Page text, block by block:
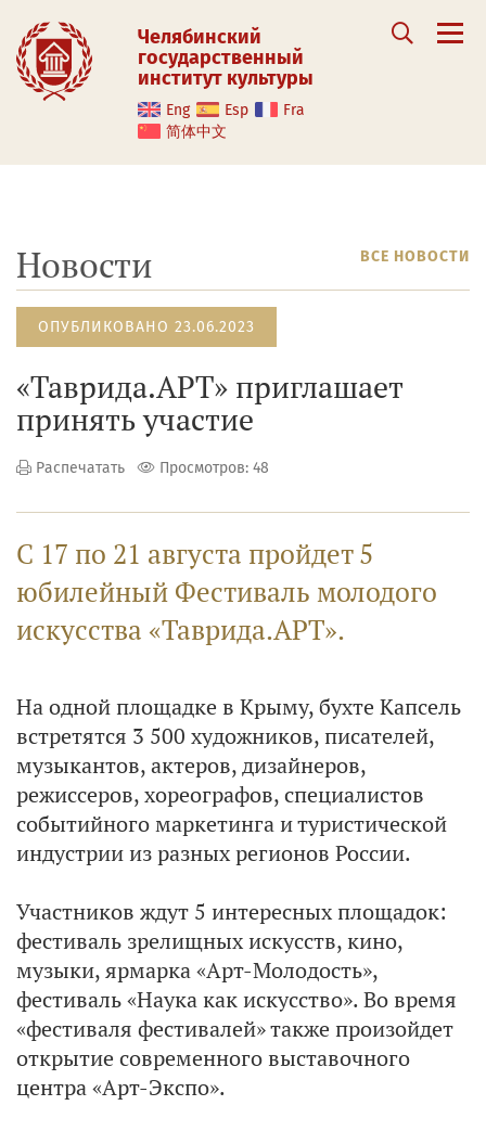
Челябинский
государственный
институт культуры
Eng Esp
Fra
简体中文
Новости ВСЕ НОВОСТИ
ОПУБЛИКОВАНО 23.06.2023
«Таврида.АРТ» приглашает
принять участие
Распечатать Просмотров: 48
С 17 по 21 августа пройдет 5
юбилейный Фестиваль молодого
искусства «Таврида.АРТ».
На одной площадке в Крыму, бухте Капсель
встретятся 3 500 художников, писателей,
музыкантов, актеров, дизайнеров,
режиссеров, хореографов, специалистов
событийного маркетинга и туристической
индустрии из разных регионов России.
Участников ждут 5 интересных площадок:
фестиваль зрелищных искусств, кино,
музыки, ярмарка «Арт-Молодость»,
фестиваль «Наука как искусство». Во время
«фестиваля фестивалей» также произойдет
открытие современного выставочного
центра «Арт-Экспо».